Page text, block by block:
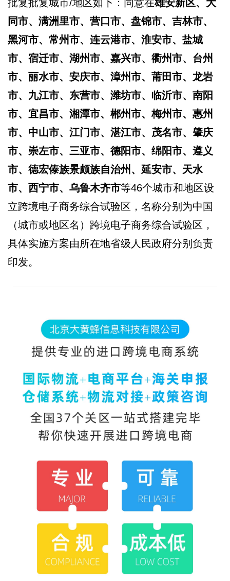
批复批复城市/地区如下：同意在雄安新区、大
同市、满洲里市、营口市、盘锦市、吉林市、
黑河市、常州市、连云港市、淮安市、盐城
市、宿迁市、湖州市、嘉兴市、衢州市、台州
市、丽水市、安庆市、漳州市、莆田市、龙岩
市、九江市、东营市、潍坊市、临沂市、南阳
市、宜昌市、湘潭市、郴州市、梅州市、惠州
市、中山市、江门市、湛江市、茂名市、肇庆
市、崇左市、三亚市、德阳市、绵阳市、遵义
市、德宏傣族景颇族自治州、延安市、天水
市、西宁市、乌鲁木齐市等46个城市和地区设
立跨境电子商务综合试验区，名称分别为中国
（城市或地区名）跨境电子商务综合试验区，
具体实施方案由所在地省级人民政府分别负责
印发。